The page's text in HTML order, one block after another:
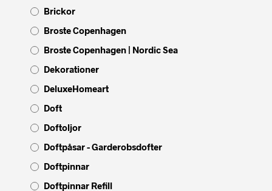
Brickor
Broste Copenhagen
Broste Copenhagen | Nordic Sea
Dekorationer
DeluxeHomeart
Doft
Doftoljor
Doftpåsar - Garderobsdofter
Doftpinnar
Doftpinnar Refill